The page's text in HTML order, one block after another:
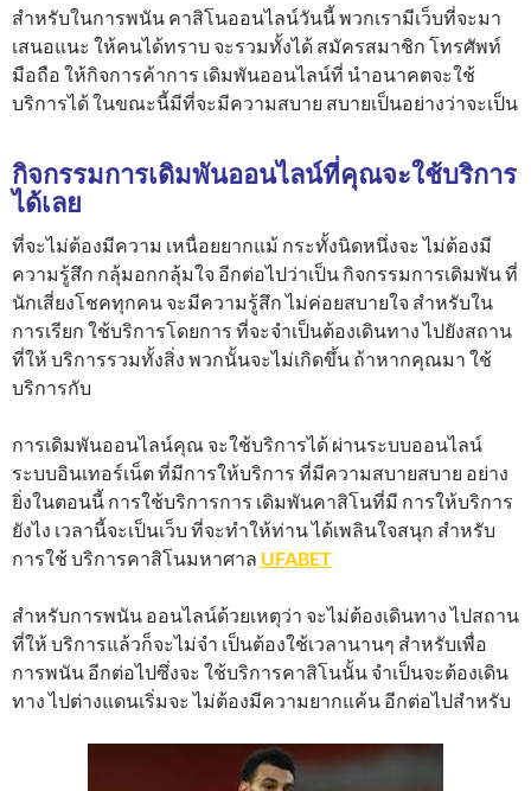
สำหรับในการพนัน คาสิโนออนไลน์วันนี้ พวกเรามีเว็บที่จะมา
เสนอแนะ ให้คนได้ทราบ จะรวมทั้งได้ สมัครสมาชิก โทรศัพท์
มือถือ ให้กิจการค้าการ เดิมพันออนไลน์ที่ นำอนาคตจะใช้
บริการได้ ในขณะนี้มีที่จะมีความสบาย สบายเป็นอย่างว่าจะเป็น
กิจกรรมการเดิมพันออนไลน์ที่คุณจะใช้บริการ
ได้เลย
ที่จะไม่ต้องมีความ เหนื่อยยากแม้ กระทั้งนิดหนึ่งจะ ไม่ต้องมี
ความรู้สึก กลุ้มอกกลุ้มใจ อีกต่อไปว่าเป็น กิจกรรมการเดิมพัน ที่
นักเสี่ยงโชคทุกคน จะมีความรู้สึก ไม่ค่อยสบายใจ สำหรับใน
การเรียก ใช้บริการโดยการ ที่จะจำเป็นต้องเดินทาง ไปยังสถาน
ที่ให้ บริการรวมทั้งสิ่ง พวกนั้นจะไม่เกิดขึ้น ถ้าหากคุณมา ใช้
บริการกับ
การเดิมพันออนไลน์คุณ จะใช้บริการได้ ผ่านระบบออนไลน์
ระบบอินเทอร์เน็ต ที่มีการให้บริการ ที่มีความสบายสบาย อย่าง
ยิ่งในตอนนี้ การใช้บริการการ เดิมพันคาสิโนที่มี การให้บริการ
ยังไง เวลานี้จะเป็นเว็บ ที่จะทำให้ท่าน ได้เพลินใจสนุก สำหรับ
การใช้ บริการคาสิโนมหาศาล UFABET
สำหรับการพนัน ออนไลน์ด้วยเหตุว่า จะไม่ต้องเดินทาง ไปสถาน
ที่ให้ บริการแล้วก็จะไม่จำ เป็นต้องใช้เวลานานๆ สำหรับเพื่อ
การพนัน อีกต่อไปซึ่งจะ ใช้บริการคาสิโนนั้น จำเป็นจะต้องเดิน
ทาง ไปต่างแดนเริ่มจะ ไม่ต้องมีความยากแค้น อีกต่อไปสำหรับ